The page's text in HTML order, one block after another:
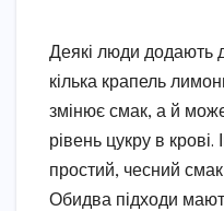
Деякі люди додають
кілька крапель
змінює смак, а й
рівень цукру в
простий, чесний
Обидва підходи